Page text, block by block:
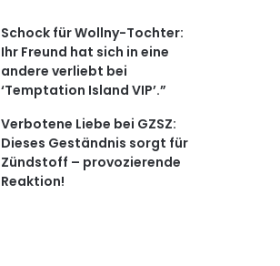
Schock für Wollny-Tochter:
Ihr Freund hat sich in eine
andere verliebt bei
‘Temptation Island VIP’.”
Verbotene Liebe bei GZSZ:
Dieses Geständnis sorgt für
Zündstoff – provozierende
Reaktion!